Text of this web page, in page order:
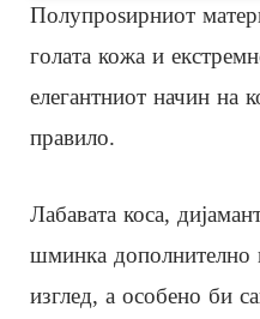
Полупроѕирниот
голата кожа и
елегантниот начин на
правило.
Лабавата коса,
шминка дополнително
изглед, а особено би